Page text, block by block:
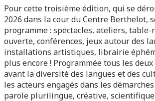
Pour cette troisième édition, qui se
2026 dans la cour du Centre Berthelot,
programme : spectacles, ateliers, table-
ouverte, conférences, jeux autour des
installations artistiques, librairie
plus encore ! Programmée tous les
avant la diversité des langues et des
les acteurs engagés dans les
parole plurilingue, créative,